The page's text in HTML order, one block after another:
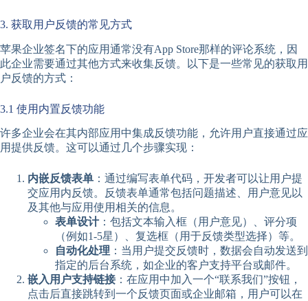
3. 获取用户反馈的常见方式
苹果企业签名下的应用通常没有App Store那样的评论系统，因
此企业需要通过其他方式来收集反馈。以下是一些常见的获取用
户反馈的方式：
3.1 使用内置反馈功能
许多企业会在其内部应用中集成反馈功能，允许用户直接通过应
用提供反馈。这可以通过几个步骤实现：
内嵌反馈表单 ：通过编写表单代码，开发者可以让用户提
交应用内反馈。反馈表单通常包括问题描述、用户意见以
及其他与应用使用相关的信息。
表单设计：包括文本输入框（用户意见）、评分项
（例如1-5星）、复选框（用于反馈类型选择）等。
自动化处理 ：当用户提交反馈时，数据会自动发送到
指定的后台系统，如企业的客户支持平台或邮件。
嵌入用户支持链接：在应用中加入一个“联系我们”按钮，
点击后直接跳转到一个反馈页面或企业邮箱，用户可以在